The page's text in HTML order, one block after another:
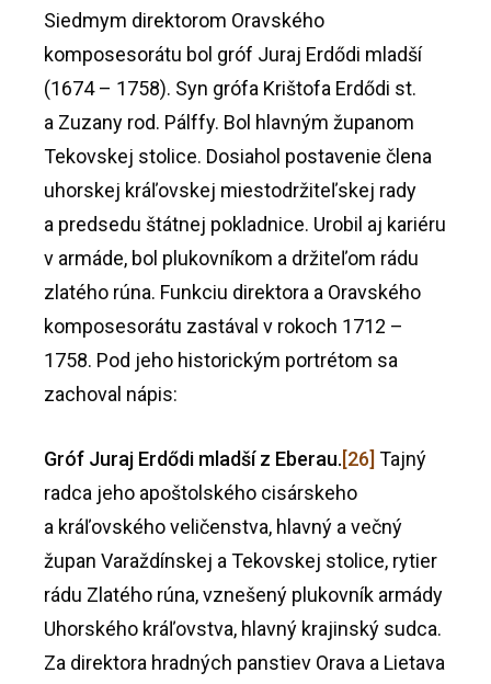
Siedmym direktorom Oravského
komposesorátu bol gróf Juraj Erdődi mladší
(1674 – 1758). Syn grófa Krištofa Erdődi st.
a Zuzany rod. Pálffy. Bol hlavným županom
Tekovskej stolice. Dosiahol postavenie člena
uhorskej kráľovskej miestodržiteľskej rady
a predsedu štátnej pokladnice. Urobil aj kariéru
v armáde, bol plukovníkom a držiteľom rádu
zlatého rúna. Funkciu direktora a Oravského
komposesorátu zastával v rokoch 1712 –
1758. Pod jeho historickým portrétom sa
zachoval nápis:
Gróf Juraj Erdődi mladší z Eberau.[26] Tajný
radca jeho apoštolského cisárskeho
a kráľovského veličenstva, hlavný a večný
župan Varaždínskej a Tekovskej stolice, rytier
rádu Zlatého rúna, vznešený plukovník armády
Uhorského kráľovstva, hlavný krajinský sudca.
Za direktora hradných panstiev Orava a Lietava